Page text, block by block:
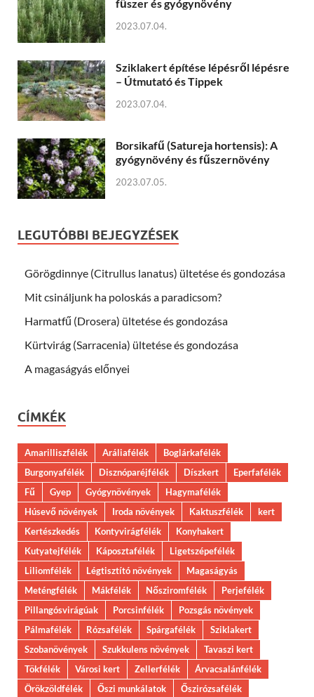
fűszer és gyógynövény
2023.07.04.
Sziklakert építése lépésről lépésre
– Útmutató és Tippek
2023.07.04.
Borsikafű (Satureja hortensis): A
gyógynövény és fűszernövény
2023.07.05.
LEGUTÓBBI BEJEGYZÉSEK
Görögdinnye (Citrullus lanatus) ültetése és gondozása
Mit csináljunk ha poloskás a paradicsom?
Harmatfű (Drosera) ültetése és gondozása
Kürtvirág (Sarracenia) ültetése és gondozása
A magaságyás előnyei
CÍMKÉK
Amarilliszfélék Aráliafélék
Boglárkafélék
Burgonyafélék
Disznóparéjfélék Díszkert
Eperfafélék
Fű
Gyep Gyógynövények
Hagymafélék
Húsevő növények
Iroda növények Kaktuszfélék
kert
Kertészkedés
Kontyvirágfélék
Konyhakert
Kutyatejfélék
Káposztafélék
Ligetszépefélék
Liliomfélék
Légtisztító növények
Magaságyás
Meténgfélék
Mákfélék Nősziromfélék
Perjefélék
Pillangósvirágúak
Porcsinfélék
Pozsgás növények
Pálmafélék
Rózsafélék Spárgafélék
Sziklakert
Szobanövények
Szukkulens növények
Tavaszi kert
Tökfélék
Városi kert Zellerfélék
Árvacsalánfélék
Örökzöldfélék
Őszi munkálatok Őszirózsafélék